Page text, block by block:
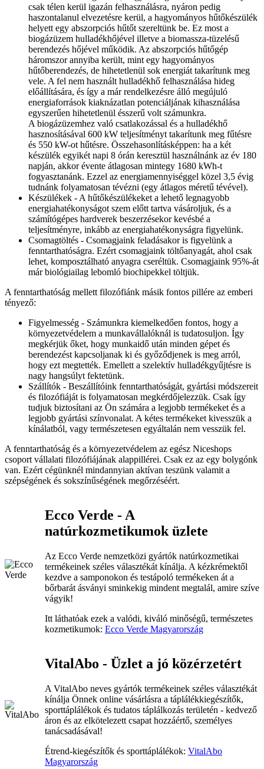
csak télen kerül igazán felhasználásra, nyáron pedig
haszontalanul elvezetésre kerül, a hagyományos hűtőkészülék
helyett egy abszorpciós hűtőt szereltünk be. Ez most a
biogázüzem hulladékhőjével illetve a biomassza-tüzelésű
berendezés hőjével működik. Az abszorpciós hűtőgép
háromszor annyiba került, mint egy hagyományos
hűtőberendezés, de hihetetlenül sok energiát takarítunk meg
vele. A fel nem használt hulladékhő felhasználása hideg
előállítására, és így a már rendelkezésre álló megújuló
energiaforrások kiaknázatlan potenciáljának kihasználása
egyszerűen hihetetlenül ésszerű volt számunkra.
A biogázüzemhez való csatlakozással és a hulladékhő
hasznosításával 600 kW teljesítményt takarítunk meg fűtésre
és 550 kW-ot hűtésre. Összehasonlításképpen: ha a két
készülék egyikét napi 8 órán keresztül használnánk az év 180
napján, akkor évente átlagosan mintegy 1680 kWh-t
fogyasztanánk. Ezzel az energiamennyiséggel közel 3,5 évig
tudnánk folyamatosan tévézni (egy átlagos méretű tévével).
Készülékek - A hűtőkészülékeket a lehető legnagyobb
energiahatékonyságot szem előtt tartva vásároljuk, és a
számítógépes hardverek beszerzésekor kevésbé a
teljesítményre, inkább az energiahatékonyságra figyelünk.
Csomagtöltés - Csomagjaink feladásakor is figyelünk a
fenntarthatóságra. Ezért csomagjaink töltőanyagát, ahol csak
lehet, komposztálható anyagra cseréltük. Csomagjaink 95%-át
már biológiailag lebomló biochipekkel töltjük.
A fenntarthatóság mellett filozófiánk másik fontos pillére az emberi
tényező:
Figyelmesség - Számunkra kiemelkedően fontos, hogy a
környezetvédelem a munkavállalóknál is tudatosuljon. Így
megkérjük őket, hogy munkaidő után minden gépet és
berendezést kapcsoljanak ki és győződjenek is meg arról,
hogy ezt megtették. Emellett a szelektív hulladékgyűjtésre is
nagy hangsúlyt fektetünk.
Szállítók - Beszállítóink fenntarthatóságát, gyártási módszereit
és filozófiáját is folyamatosan megkérdőjelezzük. Csak így
tudjuk biztosítani az Ön számára a legjobb termékeket és a
legjobb gyártási színvonalat. A kétes termékeket kivesszük a
kínálatból, vagy természetesen egyáltalán nem vesszük fel.
A fenntarthatóság és a környezetvédelem az egész Niceshops
csoport vállalati filozófiájának alappillérei. Csak ez az egy bolygónk
van. Ezért cégünknél mindannyian aktívan teszünk valamit a
szépségének és sokszínűségének megőrzéséért.
Ecco Verde - A
natúrkozmetikumok üzlete
Az Ecco Verde nemzetközi gyártók natúrkozmetikai
termékeinek széles választékát kínálja. A kézkrémektől
kezdve a samponokon és testápoló termékeken át a
bőrbarát ásványi sminkekig mindent megtalál, amire szíve
vágyik!
Itt láthatóak ezek a valódi, kiváló minőségű, természetes
kozmetikumok: Ecco Verde Magyarország
VitalAbo - Üzlet a jó közérzetért
A VitalAbo neves gyártók termékeinek széles választékát
kínálja Önnek online vásárlásra a táplálékkiegészítők,
sporttáplálékok és tudatos táplálkozás területén - kedvező
áron és az elkötelezett csapat hozzáértő, személyes
tanácsadásával!
Étrend-kiegészítők és sporttáplálékok: VitalAbo
Magyarország